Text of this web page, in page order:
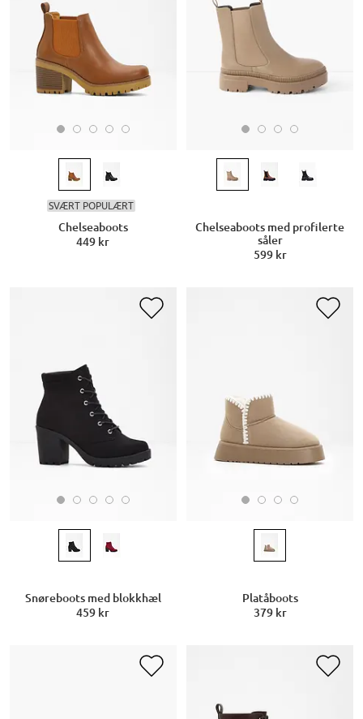
SVÆRT POPULÆRT
Chelseaboots
449 kr
Chelseaboots med profilerte
såler
599 kr
Snøreboots med blokkhæl
459 kr
Platåboots
379 kr